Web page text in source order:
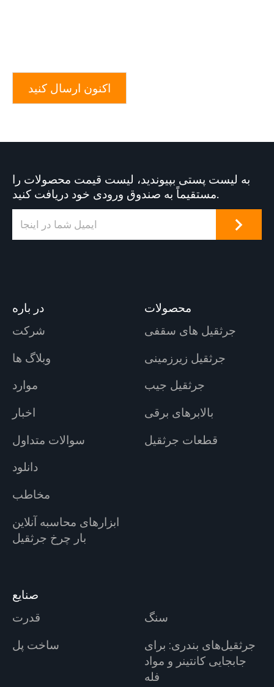
اکنون ارسال کنید
به لیست پستی بپیوندید، لیست قیمت محصولات را
مستقیماً به صندوق ورودی خود دریافت کنید.
در باره
شرکت
وبلاگ ها
موارد
اخبار
سوالات متداول
دانلود
مخاطب
ابزارهای محاسبه آنلاین
بار چرخ جرثقیل
محصولات
جرثقیل های سقفی
جرثقیل زیرزمینی
جرثقیل جیب
بالابرهای برقی
قطعات جرثقیل
صنایع
قدرت
سنگ
ساخت پل
جرثقیل‌های بندری: برای
جابجایی کانتینر و مواد
فله